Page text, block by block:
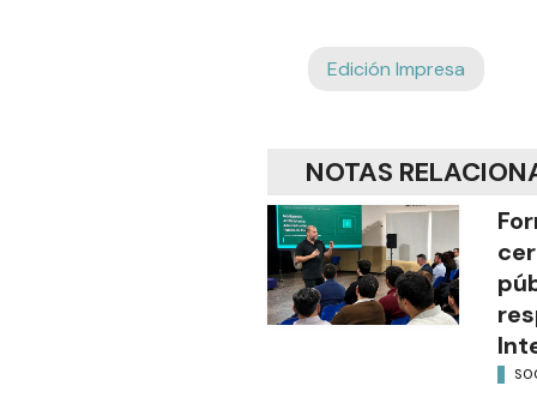
Edición Impresa
NOTAS